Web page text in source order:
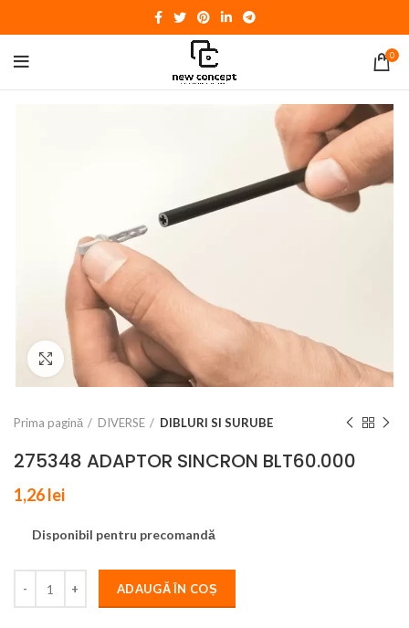
0
Click to enlarge
Prima pagină DIVERSE DIBLURI SI SURUBE
275348 ADAPTOR SINCRON BLT60.000
1,26lei
Disponibil pentru precomandă
ADAUGĂ ÎN COȘ